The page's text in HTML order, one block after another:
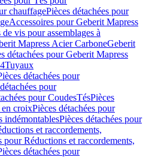
chauffagePièces détachées pour
Accessoires pour Geberit Mapress
de vis pour assemblages à
Mapress Acier CarboneGeberit
détachées pour Geberit Mapress
Tuyaux
détachées pour
pour
pour CoudesTésPièces
en croixPièces détachées pour
indémontablesPièces détachées pour
et raccordements,
pour Réductions et raccordements,
détachées pour